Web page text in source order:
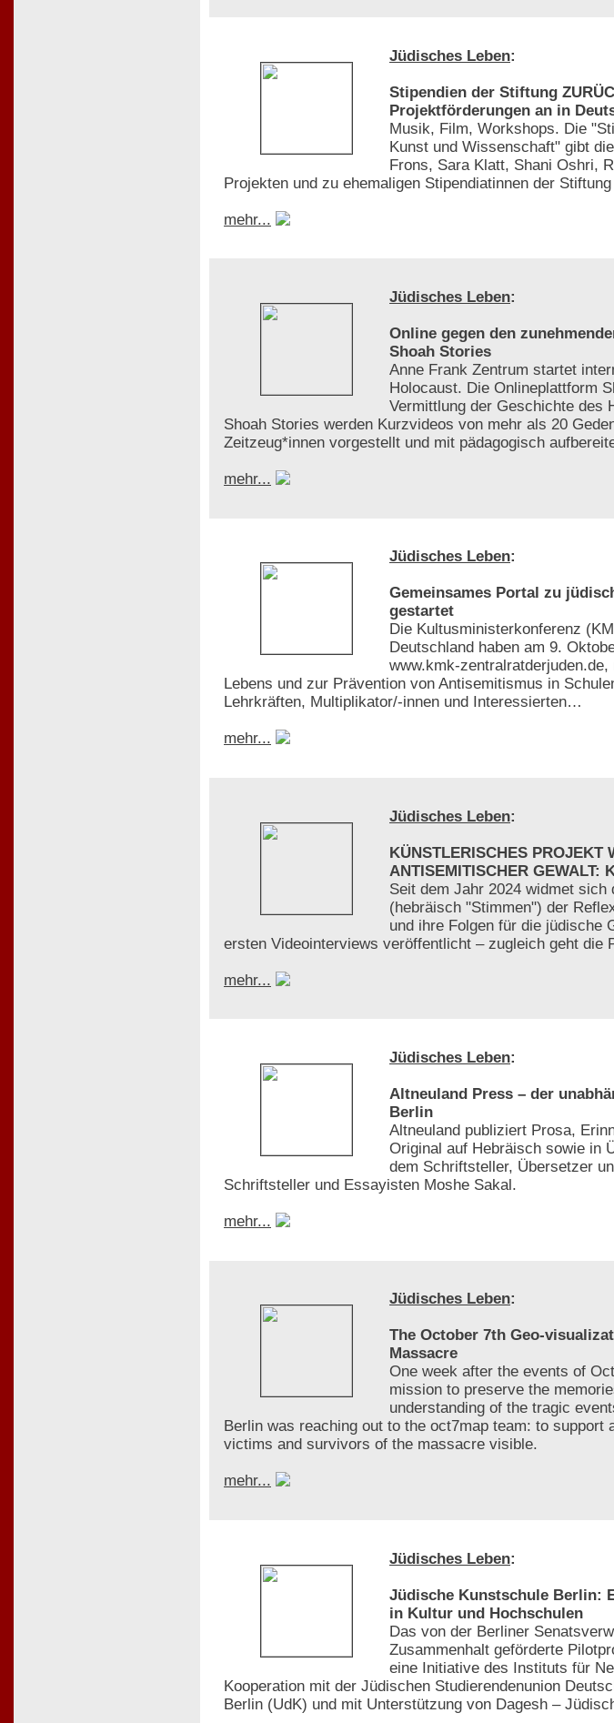
Jüdisches Leben:
Stipendien der Stiftung
Projektförderungen an in
Musik, Film, Workshops. Die
Kunst und Wissenschaft" gibt
Frons, Sara Klatt, Shani Oshri,
Projekten und zu ehemaligen Stipendiatinnen der
mehr...
Jüdisches Leben:
Online gegen den
Shoah Stories
Anne Frank Zentrum startet
Holocaust. Die Onlineplattform
Vermittlung der Geschichte des
Shoah Stories werden Kurzvideos von mehr als 20
Zeitzeug*innen vorgestellt und mit pädagogisch
mehr...
Jüdisches Leben:
Gemeinsames Portal zu
gestartet
Die Kultusministerkonferenz
Deutschland haben am 9.
www.kmk-
Lebens und zur Prävention von Antisemitismus in
Lehrkräften, Multiplikator/-innen und Interessierten…
mehr...
Jüdisches Leben:
KÜNSTLERISCHES PROJEKT
ANTISEMITISCHER GEWALT:
Seit dem Jahr 2024 widmet
(hebräisch "Stimmen") der
und ihre Folgen für die jüdische
ersten Videointerviews veröffentlicht – zugleich geht die
mehr...
Jüdisches Leben:
Altneuland Press – der
Berlin
Altneuland publiziert Prosa,
Original auf Hebräisch sowie in
dem Schriftsteller, Übersetzer
Schriftsteller und Essayisten Moshe Sakal.
mehr...
Jüdisches Leben:
The October 7th Geo-
Massacre
One week after the events of
mission to preserve the
understanding of the tragic
Berlin was reaching out to the oct7map team: to
victims and survivors of the massacre visible.
mehr...
Jüdisches Leben:
Jüdische Kunstschule Berlin:
in Kultur und Hochschulen
Das von der Berliner
Zusammenhalt geförderte
eine Initiative des Instituts für
Kooperation mit der Jüdischen Studierendenunion
Berlin (UdK) und mit Unterstützung von Dagesh –